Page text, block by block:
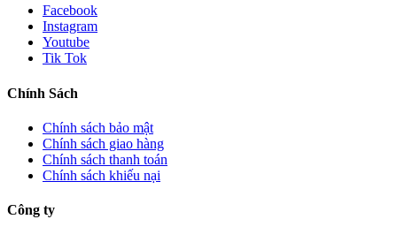
Facebook
Instagram
Youtube
Tik Tok
Chính Sách
Chính sách bảo mật
Chính sách giao hàng
Chính sách thanh toán
Chính sách khiếu nại
Công ty